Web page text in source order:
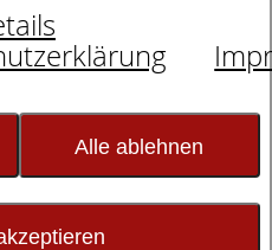
Alle ablehnen
für
- individuelle